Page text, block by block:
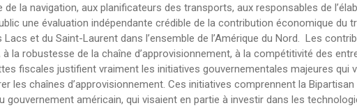
la navigation, aux planificateurs des transports, aux responsables de
une évaluation indépendante crédible de la contribution économique du
et du Saint-Laurent dans l’ensemble de l’Amérique du Nord. Les
la robustesse de la chaîne d’approvisionnement, à la compétitivité des
fiscales justifient vraiment les initiatives gouvernementales majeures qui
les chaînes d’approvisionnement. Ces initiatives comprennent la Bipartisan
gouvernement américain, qui visaient en partie à investir dans les